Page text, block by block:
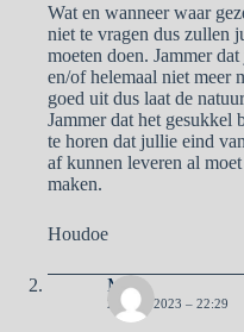
Wat en wanneer waar
niet te vragen dus zullen
moeten doen. Jammer
en/of helemaal niet meer
goed uit dus laat de
Jammer dat het gesukkel
te horen dat jullie eind
af kunnen leveren al
maken.
Houdoe
Ma
22 MEI 2023 – 22:29